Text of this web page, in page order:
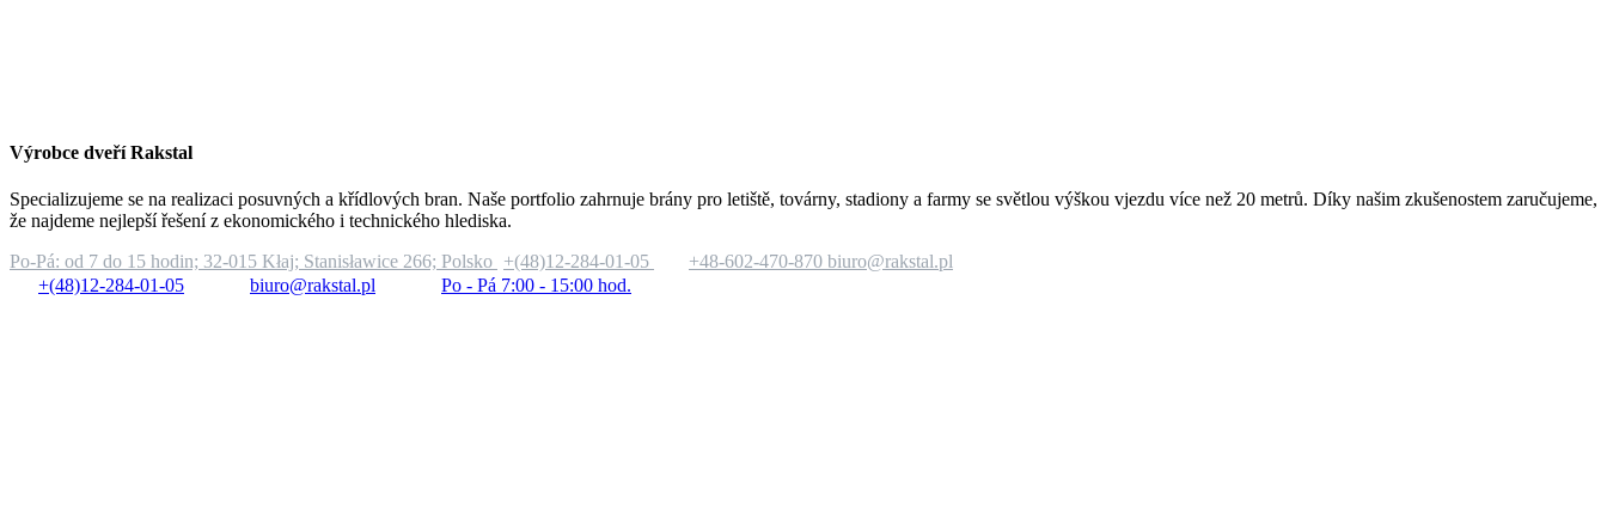
Výrobce dveří Rakstal
Specializujeme se na realizaci posuvných a křídlových bran. Naše portfolio zahrnuje brány pro letiště, továrny, stadiony a farmy se světlou výškou vjezdu více než 20 metrů. Díky našim zkušenostem zaručujeme,
že najdeme nejlepší řešení z ekonomického i technického hlediska.
Po-Pá: od 7 do 15 hodin; 32-015 Kłaj; Stanisławice 266; Polsko +(48)12-284-01-05 +48-602-470-870 biuro@rakstal.pl
+(48)12-284-01-05
biuro@rakstal.pl Po - Pá 7:00 - 15:00 hod.